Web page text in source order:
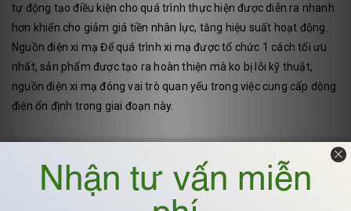
tự động tạo điều kiện cho quá trình thực hiện được diễn ra nhanh
hơn khiến cho giảm giá tiền nhân lực, tăng hiệu suất hoạt động.
Nguồn điện xi mạ Để quá trình xi mạ được tổ chức 1 cách tối ưu
nhất, sản phẩm được tạo ra hoàn thiện mà ko bị lỗi kỹ thuật,
nguồn điện xi mạ đóng vai trò quan yếu trong việc cung cấp dòng
điện ổn định trong giai đoạn này.
dụng của giá thể vi sinh